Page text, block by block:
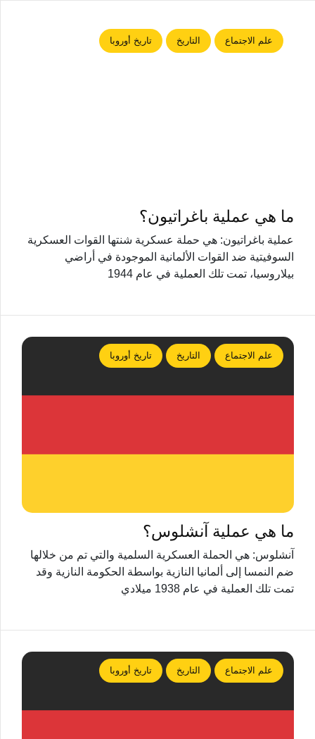
علم الاجتماع التاريخ تاريخ أوروبا
ما هي عملية باغراتيون؟
عملية باغراتيون: هي حملة عسكرية شنتها القوات العسكرية
السوفيتية ضد القوات الألمانية الموجودة في أراضي
بيلاروسيا، تمت تلك العملية في عام 1944
علم الاجتماع التاريخ تاريخ أوروبا
ما هي عملية آنشلوس؟
آنشلوس: هي الحملة العسكرية السلمية والتي تم من خلالها
ضم النمسا إلى ألمانيا النازية بواسطة الحكومة النازية وقد
تمت تلك العملية في عام 1938 ميلادي
علم الاجتماع التاريخ تاريخ أوروبا